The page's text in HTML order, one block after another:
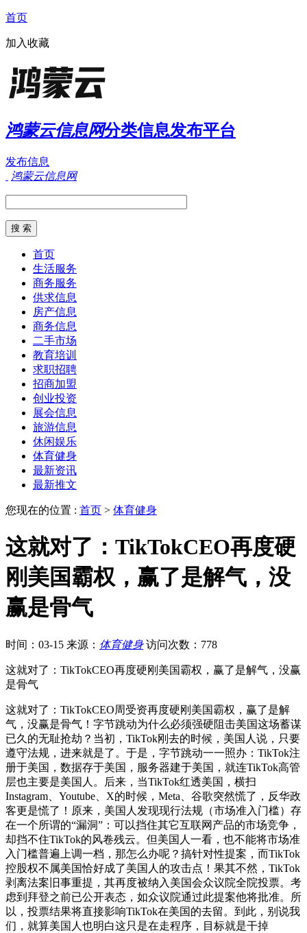
首页
加入收藏
鸿蒙云信息网分类信息发布平台
发布信息
鸿蒙云信息网
首页
生活服务
商务服务
供求信息
房产信息
商务信息
二手市场
教育培训
求职招聘
招商加盟
创业投资
展会信息
旅游信息
休闲娱乐
体育健身
最新资讯
最新推文
您现在的位置 : 首页 > 体育健身
这就对了：TikTokCEO再度硬
刚美国霸权，赢了是解气，没
赢是骨气
时间：03-15 来源： 体育健身 访问次数：778
这就对了：TikTokCEO再度硬刚美国霸权，赢了是解气，没赢
是骨气
这就对了：TikTokCEO周受资再度硬刚美国霸权，赢了是解
气，没赢是骨气！字节跳动为什么必须强硬阻击美国这场蓄谋
已久的无耻抢劫？当初，TikTok刚去的时候，美国人说，只要
遵守法规，进来就是了。于是，字节跳动一一照办：TikTok注
册于美国，数据存于美国，服务器建于美国，就连TikTok高管
层也主要是美国人。后来，当TikTok红透美国，横扫
Instagram、Youtube、X的时候，Meta、谷歌突然慌了，反华政
客更是慌了！原来，美国人发现现行法规（市场准入门槛）存
在一个所谓的“漏洞”：可以挡住其它互联网产品的市场竞争，
却挡不住TikTok的风卷残云。但美国人一看，也不能将市场准
入门槛普遍上调一档，那怎么办呢？搞针对性提案，而TikTok
控股权不属美国恰好成了美国人的攻击点！果其不然，TikTok
剥离法案旧事重提，其再度被纳入美国会众议院全院投票。考
虑到拜登之前已公开表态，如众议院通过此提案他将批准。所
以，投票结果将直接影响TikTok在美国的去留。到此，别说我
们，就算美国人也明白这只是在走程序，目标就是干掉